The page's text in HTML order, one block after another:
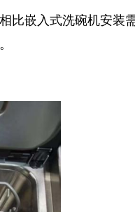
嵌入式洗碗机安装